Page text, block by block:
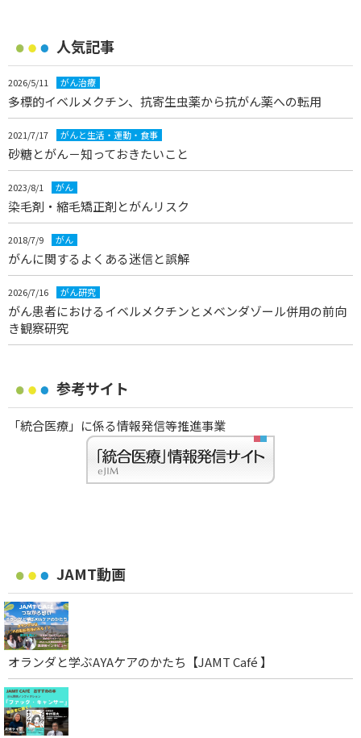
人気記事
2026/5/11 がん治療
多標的イベルメクチン、抗寄生虫薬から抗がん薬への転用
2021/7/17 がんと生活・運動・食事
砂糖とがん－知っておきたいこと
2023/8/1 がん
染毛剤・縮毛矯正剤とがんリスク
2018/7/9 がん
がんに関するよくある迷信と誤解
2026/7/16 がん研究
がん患者におけるイベルメクチンとメベンダゾール併用の前向
き観察研究
参考サイト
「統合医療」に係る情報発信等推進事業
JAMT動画
オランダと学ぶAYAケアのかたち【JAMT Café 】